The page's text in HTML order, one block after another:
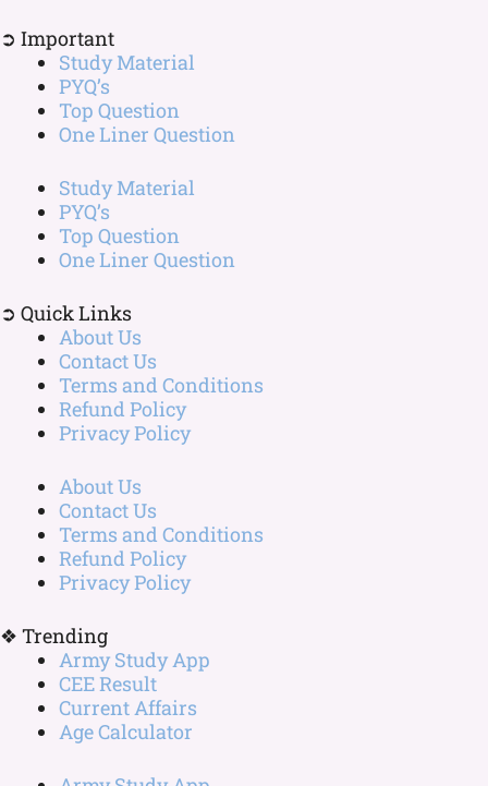
➲ Important
Study Material
PYQ’s
Top Question
One Liner Question
Study Material
PYQ’s
Top Question
One Liner Question
➲ Quick Links
About Us
Contact Us
Terms and Conditions
Refund Policy
Privacy Policy
About Us
Contact Us
Terms and Conditions
Refund Policy
Privacy Policy
❖ Trending
Army Study App
CEE Result
Current Affairs
Age Calculator